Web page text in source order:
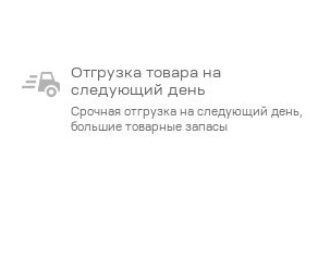
Отгрузка товара на
следующий день
Срочная отгрузка на следующий день,
большие товарные запасы